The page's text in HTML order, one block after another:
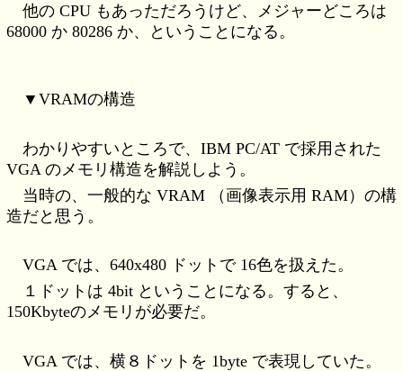
他の CPU もあっただろうけど、メジャーどころは
68000 か 80286 か、ということになる。
▼VRAMの構造
わかりやすいところで、IBM PC/AT で採用された
VGA のメモリ構造を解説しよう。
当時の、一般的な VRAM （画像表示用 RAM）の構
造だと思う。
VGA では、640x480 ドットで 16色を扱えた。
１ドットは 4bit ということになる。すると、
150Kbyteのメモリが必要だ。
VGA では、横８ドットを 1byte で表現していた。